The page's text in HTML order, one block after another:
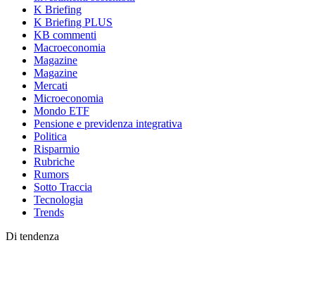
K Briefing
K Briefing PLUS
KB commenti
Macroeconomia
Magazine
Magazine
Mercati
Microeconomia
Mondo ETF
Pensione e previdenza integrativa
Politica
Risparmio
Rubriche
Rumors
Sotto Traccia
Tecnologia
Trends
Di tendenza